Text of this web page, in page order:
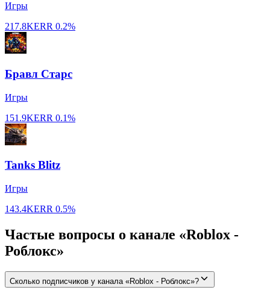
Игры
217.8KERR 0.2%
Бравл Старс
Игры
151.9KERR 0.1%
Tanks Blitz
Игры
143.4KERR 0.5%
Частые вопросы о канале «Roblox -
Роблокс»
Сколько подписчиков у канала «Roblox - Роблокс»?